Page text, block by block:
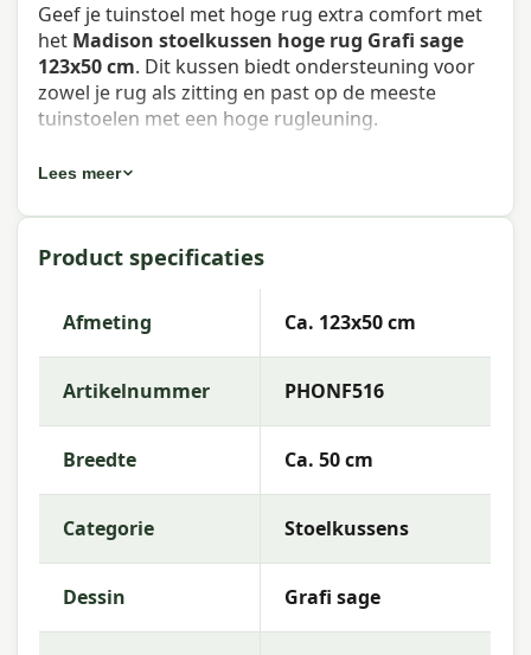
Geef je tuinstoel met hoge rug extra comfort met
het Madison stoelkussen hoge rug Grafi sage
123x50 cm. Dit kussen biedt ondersteuning voor
zowel je rug als zitting en past op de meeste
tuinstoelen met een hoge rugleuning.
Eigenschappen Madison stoelkussen
hoge rug Grafi sage 123x50 cm
Artikelnummer:PHONF516
Madison
Kleur:sage
Afmeting:Ca. 123x50 cm
Vulling:Mix SG-20
Kleurechtheid:6 of 8
Garantie:
Lees meer
Product specificaties
Afmeting Ca. 123x50 cm
Artikelnummer PHONF516
Breedte Ca. 50 cm
Categorie Stoelkussens
Dessin Grafi sage